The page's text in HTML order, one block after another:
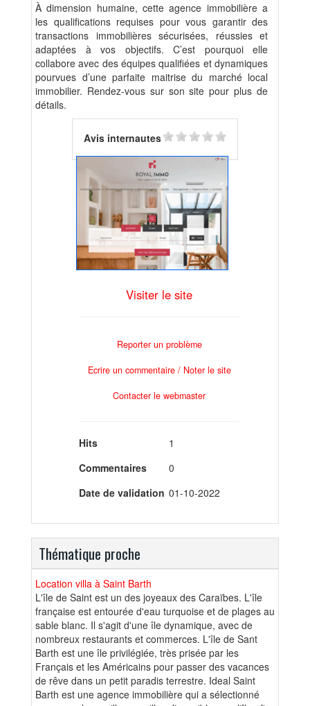
À dimension humaine, cette agence immobilière a
les qualifications requises pour vous garantir des
transactions immobilières sécurisées, réussies et
adaptées à vos objectifs. C’est pourquoi elle
collabore avec des équipes qualifiées et dynamiques
pourvues d’une parfaite maitrise du marché local
immobilier. Rendez-vous sur son site pour plus de
détails.
Avis internautes
Visiter le site
Reporter un problème
Ecrire un commentaire / Noter le site
Contacter le webmaster
Hits
1
Commentaires
0
Date de validation 01-10-2022
Thématique proche
Location villa à Saint Barth
L'île de Saint est un des joyeaux des Caraïbes. L'île
française est entourée d'eau turquoise et de plages au
sable blanc. Il s'agit d'une île dynamique, avec de
nombreux restaurants et commerces. L'île de Sant
Barth est une île privilégiée, très prisée par les
Français et les Américains pour passer des vacances
de rêve dans un petit paradis terrestre. Ideal Saint
Barth est une agence immobilière qui a sélectionné